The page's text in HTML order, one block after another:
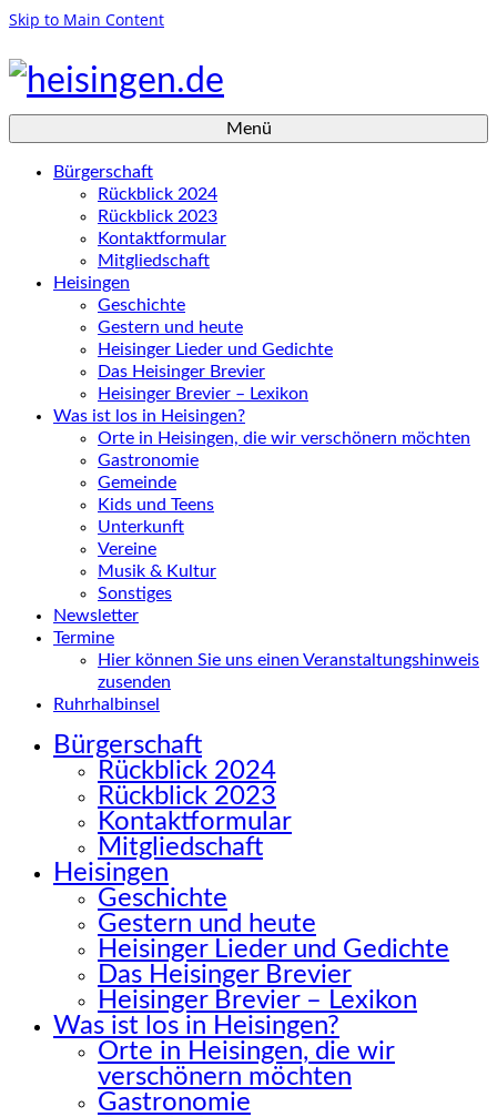
Skip to Main Content
Menü
Bürgerschaft
Rückblick 2024
Rückblick 2023
Kontaktformular
Mitgliedschaft
Heisingen
Geschichte
Gestern und heute
Heisinger Lieder und Gedichte
Das Heisinger Brevier
Heisinger Brevier – Lexikon
Was ist los in Heisingen?
Orte in Heisingen, die wir verschönern möchten
Gastronomie
Gemeinde
Kids und Teens
Unterkunft
Vereine
Musik & Kultur
Sonstiges
Newsletter
Termine
Hier können Sie uns einen Veranstaltungshinweis
zusenden
Ruhrhalbinsel
Bürgerschaft
Rückblick 2024
Rückblick 2023
Kontaktformular
Mitgliedschaft
Heisingen
Geschichte
Gestern und heute
Heisinger Lieder und Gedichte
Das Heisinger Brevier
Heisinger Brevier – Lexikon
Was ist los in Heisingen?
Orte in Heisingen, die wir
verschönern möchten
Gastronomie